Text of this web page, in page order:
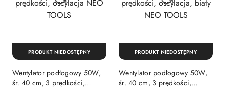
Wentylator podłogowy 50W,
śr. 40 cm, 3 prędkości,
PRODUKT NIEDOSTĘPNY
Wentylator podłogowy 50W,
śr. 40 cm, 3 prędkości,
PRODUKT NIEDOSTĘPNY